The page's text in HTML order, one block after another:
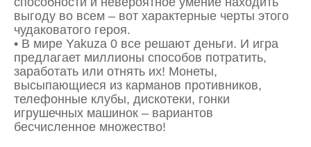
выгоду во всем – вот характерные черты этого
чудаковатого героя.
• В мире Yakuza 0 все решают деньги. И игра
предлагает миллионы способов потратить,
заработать или отнять их! Монеты,
высыпающиеся из карманов противников,
телефонные клубы, дискотеки, гонки
игрушечных машинок – вариантов
бесчисленное множество!